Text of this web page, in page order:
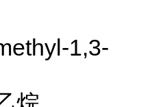
1,3-